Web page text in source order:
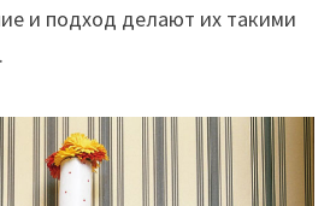
и подход делают их такими